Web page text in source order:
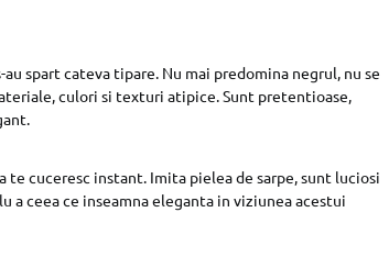
au spart cateva tipare. Nu mai predomina negrul, nu se
culori si texturi atipice. Sunt pretentioase,
cuceresc instant. Imita pielea de sarpe, sunt luciosi
a ceea ce inseamna eleganta in viziunea acestui